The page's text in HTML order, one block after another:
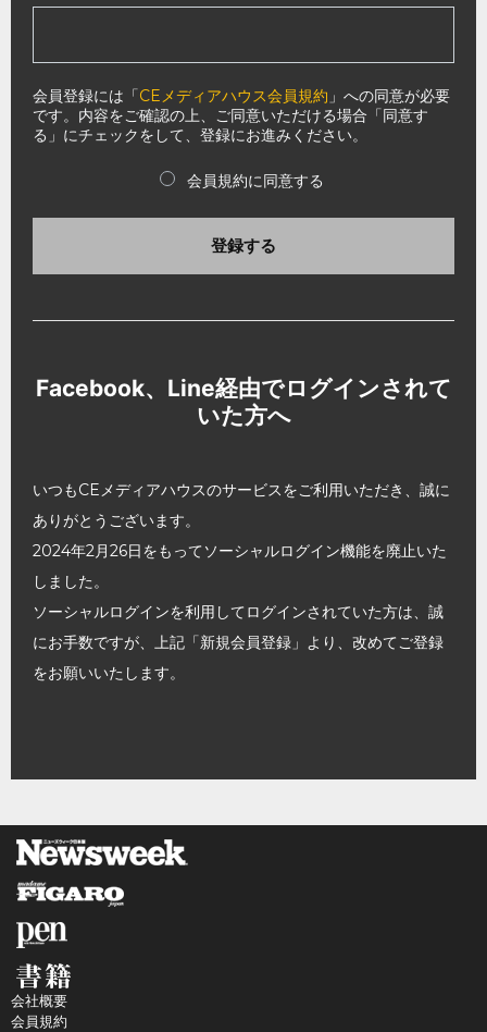
会員登録には「CEメディアハウス会員規約 」への同意が必要
です。内容をご確認の上、ご同意いただける場合「同意す
る」にチェックをして、登録にお進みください。
会員規約に同意する
登録する
Facebook、Line経由でログインされて
いた方へ
いつもCEメディアハウスのサービスをご利用いただき、誠に
ありがとうございます。
2024年2月26日をもってソーシャルログイン機能を廃止いた
しました。
ソーシャルログインを利用してログインされていた方は、誠
にお手数ですが、上記「新規会員登録」より、改めてご登録
をお願いいたします。
会社概要
会員規約